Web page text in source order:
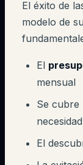
El éxito de
modelo de
El
mensual
Se cubre
El